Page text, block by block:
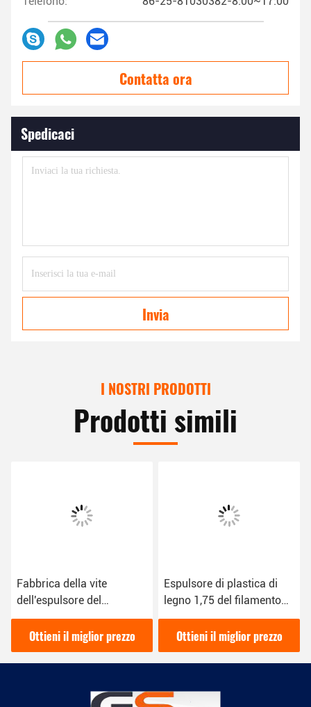
Contatta ora
Spedicaci
Invia
I NOSTRI PRODOTTI
Prodotti simili
Fabbrica della vite
dell'espulsore del
filamento della stampante
di tolleranza 3D di 0,03
millimetri singola diretta
Ottieni il miglior prezzo
Espulsore di plastica di
legno 1,75 del filamento
della stampante 3D di PLA
linea dell'estrusione da
3,00 millimetri
Ottieni il miglior prezzo